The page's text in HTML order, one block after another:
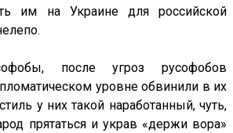
им на Украине для российской
после угроз русофобов
уровне обвинили в их
у них такой наработанный, чуть,
прятаться и украв «держи вора»